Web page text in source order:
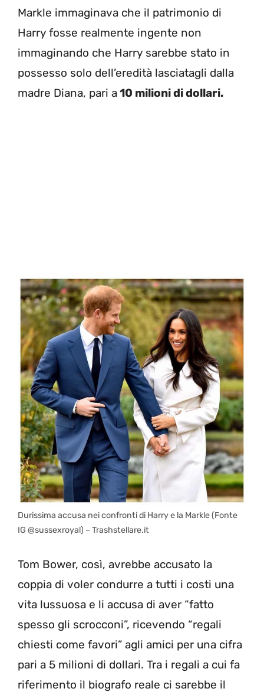
Markle immaginava che il patrimonio di
Harry fosse realmente ingente non
immaginando che Harry sarebbe stato in
possesso solo dell’eredità lasciatagli dalla
madre Diana, pari a10 milioni di dollari.
Durissima accusa nei confronti di Harry e la Markle (Fonte
IG @sussexroyal) – Trashstellare.it
Tom Bower, così, avrebbe accusato la
coppia di voler condurre a tutti i costi una
vita lussuosa e li accusa di aver “fatto
spesso gli scrocconi”, ricevendo “regali
chiesti come favori” agli amici per una cifra
pari a 5 milioni di dollari. Tra i regali a cui fa
riferimento il biografo reale ci sarebbe il